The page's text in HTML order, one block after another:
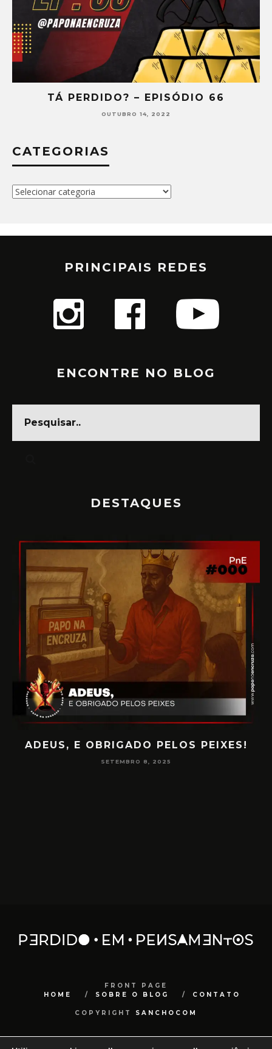
TÁ PERDIDO? – EPISÓDIO 66
OUTUBRO 14, 2022
CATEGORIAS
Categorias
PRINCIPAIS REDES
ENCONTRE NO BLOG
DESTAQUES
ADEUS, E OBRIGADO PELOS PEIXES!
SETEMBRO 8, 2025
FRONT PAGE
HOME
SOBRE O BLOG CONTATO
COPYRIGHT SANCHOCOM